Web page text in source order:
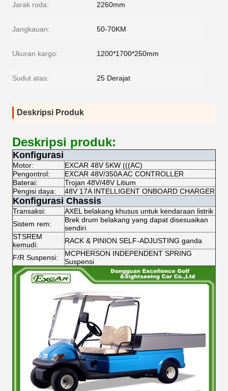
Jarak roda: 2260mm
Jangkauan: 50-70KM
Ukuran kargo: 1200*1700*250mm
Sudut atas: 25 Derajat
Deskripsi Produk
Deskripsi produk:
Konfigurasi
Motor:
EXCAR 48V 5KW (((AC)
Pengontrol:
EXCAR 48V/350A AC CONTROLLER
Baterai:
Trojan 48V/48V Litium
Pengisi daya:
48V 17A INTELLIGENT ONBOARD CHARGER
Konfigurasi Chassis
Transaksi:
AXEL belakang khusus untuk kendaraan listrik
Sistem rem:
Brek drum belakang yang dapat disesuaikan
sendiri
STSREM
kemudi:
RACK & PINION SELF-ADJUSTING ganda
F/R Suspensi:
MCPHERSON INDEPENDENT SPRING
Suspensi